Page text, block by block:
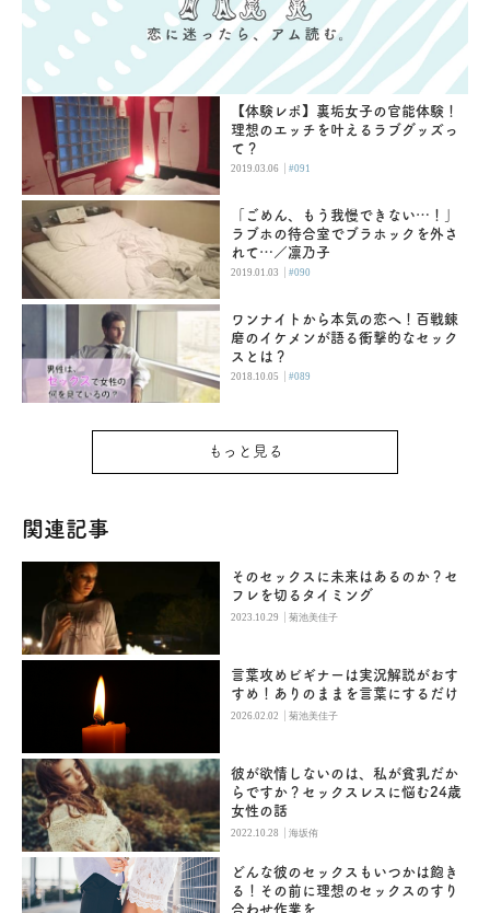
【体験レポ】裏垢女子の官能体験！
理想のエッチを叶えるラブグッズっ
て？
2019.03.06 |#091
「ごめん、もう我慢できない…！」
ラブホの待合室でブラホックを外さ
れて…／凛乃子
2019.01.03 |#090
ワンナイトから本気の恋へ！百戦錬
磨のイケメンが語る衝撃的なセック
スとは？
2018.10.05 |#089
もっと見る
関連記事
そのセックスに未来はあるのか？セ
フレを切るタイミング
2023.10.29 |菊池美佳子
言葉攻めビギナーは実況解説がおす
すめ！ありのままを言葉にするだけ
2026.02.02 |菊池美佳子
彼が欲情しないのは、私が貧乳だか
らですか？セックスレスに悩む24歳
女性の話
2022.10.28 |海坂侑
どんな彼のセックスもいつかは飽き
る！その前に理想のセックスのすり
合わせ作業を